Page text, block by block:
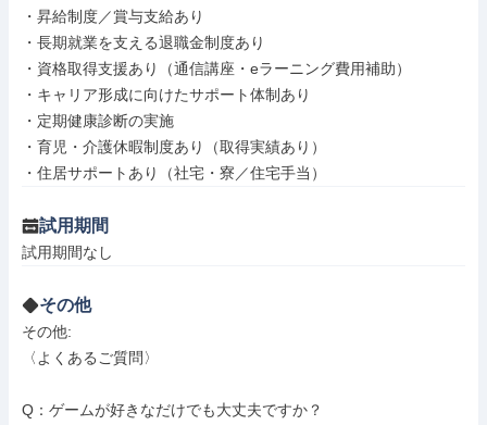
・昇給制度／賞与支給あり
・長期就業を支える退職金制度あり
・資格取得支援あり（通信講座・eラーニング費用補助）
・キャリア形成に向けたサポート体制あり
・定期健康診断の実施
・育児・介護休暇制度あり（取得実績あり）
・住居サポートあり（社宅・寮／住宅手当）
試用期間
試用期間なし
その他
その他:
〈よくあるご質問〉
Q：ゲームが好きなだけでも大丈夫ですか？